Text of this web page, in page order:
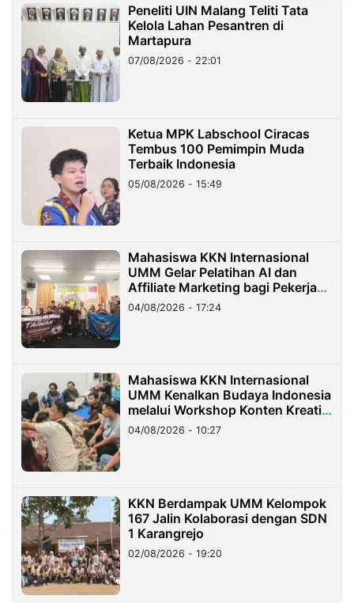
Peneliti UIN Malang Teliti Tata
Kelola Lahan Pesantren di
Martapura
07/08/2026 - 22:01
Ketua MPK Labschool Ciracas
Tembus 100 Pemimpin Muda
Terbaik Indonesia
05/08/2026 - 15:49
Mahasiswa KKN Internasional
UMM Gelar Pelatihan AI dan
Affiliate Marketing bagi Pekerja
Migran Indonesia di Taiwan
04/08/2026 - 17:24
Mahasiswa KKN Internasional
UMM Kenalkan Budaya Indonesia
melalui Workshop Konten Kreatif
di Taiwan
04/08/2026 - 10:27
KKN Berdampak UMM Kelompok
167 Jalin Kolaborasi dengan SDN
1 Karangrejo
02/08/2026 - 19:20